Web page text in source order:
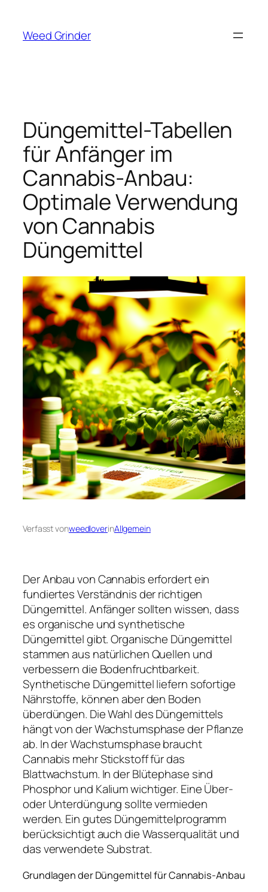
springen
Weed Grinder
Düngemittel-Tabellen
für Anfänger im
Cannabis-Anbau:
Optimale Verwendung
von Cannabis
Düngemittel
Verfasst vonweedloverinAllgemein
Der Anbau von Cannabis erfordert ein
fundiertes Verständnis der richtigen
Düngemittel. Anfänger sollten wissen, dass
es organische und synthetische
Düngemittel gibt. Organische Düngemittel
stammen aus natürlichen Quellen und
verbessern die Bodenfruchtbarkeit.
Synthetische Düngemittel liefern sofortige
Nährstoffe, können aber den Boden
überdüngen. Die Wahl des Düngemittels
hängt von der Wachstumsphase der Pflanze
ab. In der Wachstumsphase braucht
Cannabis mehr Stickstoff für das
Blattwachstum. In der Blütephase sind
Phosphor und Kalium wichtiger. Eine Über-
oder Unterdüngung sollte vermieden
werden. Ein gutes Düngemittelprogramm
berücksichtigt auch die Wasserqualität und
das verwendete Substrat.
Grundlagen der Düngemittel für Cannabis-Anbau